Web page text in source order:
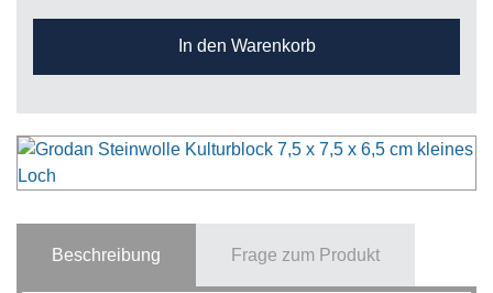
In den Warenkorb
Beschreibung Frage zum Produkt